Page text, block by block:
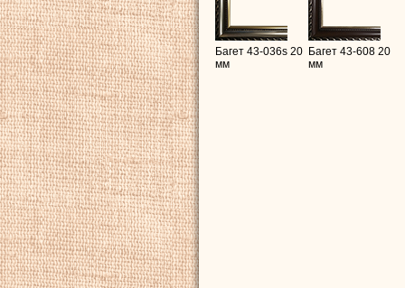
Багет 43-036s 20
мм
Багет 43-608 20
мм